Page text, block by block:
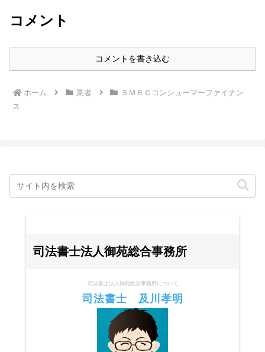
コメント
コメントを書き込む
ホーム 業者
ＳＭＢＣコンシューマーファイナン
ス
司法書士法人御苑総合事務所
司法書士法人御苑総合事務所について
司法書士 及川孝明